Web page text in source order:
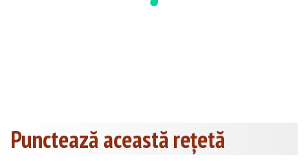
Punctează această reţetă